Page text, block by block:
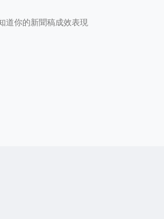
道你的新聞稿成效表現